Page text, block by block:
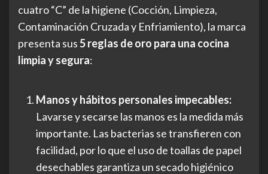
cuatro “C” de la higiene (Cocción, Limpieza,
Contaminación Cruzada y Enfriamiento), la marca
presenta sus5 reglas de oro para una cocina
limpia y segura:
Manos y hábitos personales impecables:
Lavarse y secarse las manos es la medida más
importante. Las bacterias se transfieren con
facilidad, por lo que el uso de toallas de papel
desechables garantiza un secado higiénico